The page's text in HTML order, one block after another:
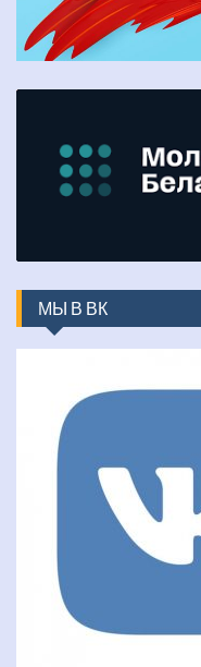
МЫ В ВК